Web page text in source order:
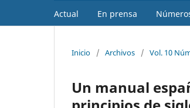
Actual En prensa
Inicio / Archivos / Vol. 10
Un manual